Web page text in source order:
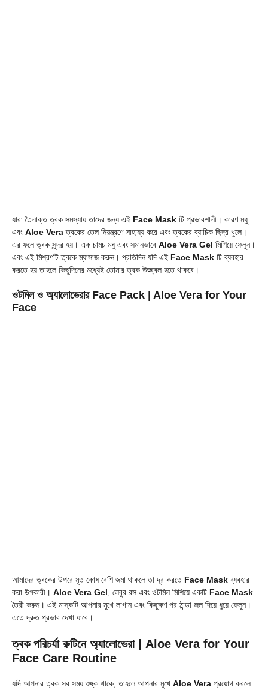
যারা তৈলাক্ত ত্বক সমস্যায় তাদের জন্য এই Face Mask টি প্রভাবশালী। কারণ মধু
এবং Aloe Veraত্বকের তেল নিয়ন্ত্রণে সাহায্য করে এবং ত্বকের ব্যাচিক ছিদ্র খুলে।
এর ফলে ত্বক সুন্দর হয়। এক চামচ মধু এবং সমানভাবে Aloe Vera Gel মিশিয়ে ফেলুন।
এবং এই মিশ্রণটি ত্বকে ম্যাসাজ করুন। প্রতিদিন যদি এই Face Mask টি ব্যবহার
করতে হয় তাহলে কিছুদিনের মধ্যেই তোমার ত্বক উজ্জ্বল হতে থাকবে।
ওটমিল ও অ্যালোভেরার Face Pack | Aloe Vera for Your
Face
আমাদের ত্বকের উপরে মৃত কোষ বেশি জমা থাকলে তা দূর করতে Face Maskব্যবহার
করা উপকারী। Aloe Vera Gel , লেবুর রস এবং ওটমিল মিশিয়ে একটি Face Mask
তৈরী করুন। এই মাস্কটি আপনার মুখে লাগান এবং কিছুক্ষণ পর ঠান্ডা জল দিয়ে ধুয়ে ফেলুন।
এতে দ্রুত প্রভাব দেখা যাবে।
ত্বক পরিচর্যা রুটিনে অ্যালোভেরা | Aloe Vera for Your
Face Care Routine
যদি আপনার ত্বক সব সময় শুষ্ক থাকে, তাহলে আপনার মুখে Aloe Vera প্রয়োগ করলে